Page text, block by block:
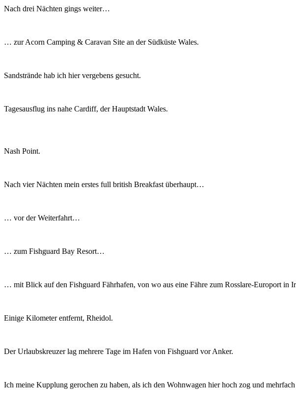
Nach drei Nächten gings weiter…
… zur Acorn Camping & Caravan Site an der Südküste Wales.
Sandstrände hab ich hier vergebens gesucht.
Tagesausflug ins nahe Cardiff, der Hauptstadt Wales.
Nash Point.
Nach vier Nächten mein erstes full british Breakfast überhaupt…
… vor der Weiterfahrt…
… zum Fishguard Bay Resort…
… mit Blick auf den Fishguard Fährhafen, von wo aus eine Fähre zum Rosslare-Europort in
Einige Kilometer entfernt, Rheidol.
Der Urlaubskreuzer lag mehrere Tage im Hafen von Fishguard vor Anker.
Ich meine Kupplung gerochen zu haben, als ich den Wohnwagen hier hoch zog und mehrfach